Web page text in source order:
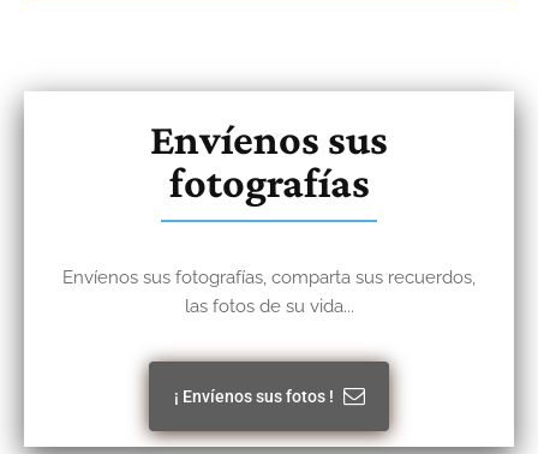
Envíenos sus
fotografías
Envíenos sus fotografías, comparta sus recuerdos,
las fotos de su vida...
¡ Envíenos sus fotos !